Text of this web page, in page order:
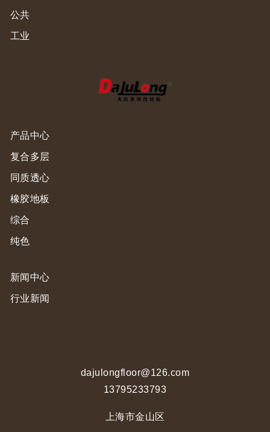
公共
工业
产品中心
复合多层
同质透心
橡胶地板
综合
纯色
新闻中心
行业新闻
dajulongfloor@126.com
13795233793
上海市金山区